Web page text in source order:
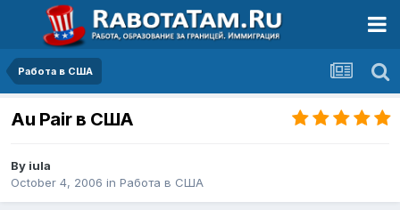
Работа в США
Au Pair в США
By iula
October 4, 2006 in Работа в США